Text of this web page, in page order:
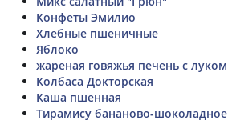
Конфеты Эмилио
Хлебные пшеничные
Яблоко
жареная говяжья печень с луком
Колбаса Докторская
Каша пшенная
Тирамису бананово-шоколадное